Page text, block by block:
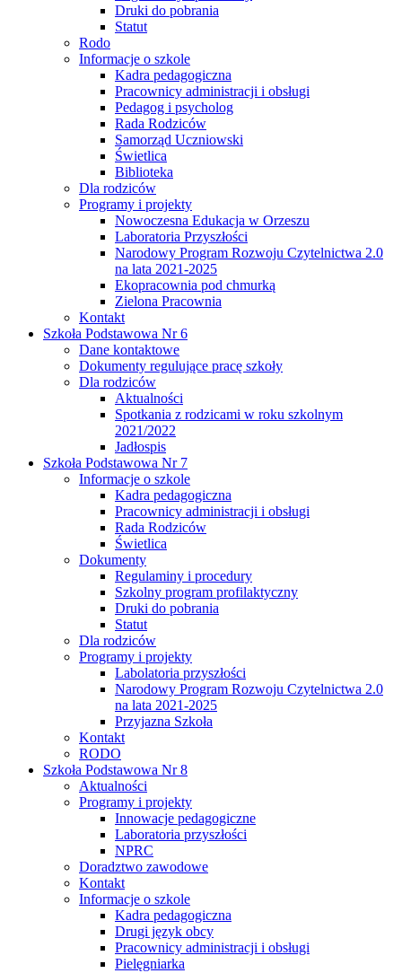
Druki do pobrania
Statut
Rodo
Informacje o szkole
Kadra pedagogiczna
Pracownicy administracji i obsługi
Pedagog i psycholog
Rada Rodziców
Samorząd Uczniowski
Świetlica
Biblioteka
Dla rodziców
Programy i projekty
Nowoczesna Edukacja w Orzeszu
Laboratoria Przyszłości
Narodowy Program Rozwoju Czytelnictwa 2.0
na lata 2021-2025
Ekopracownia pod chmurką
Zielona Pracownia
Kontakt
Szkoła Podstawowa Nr 6
Dane kontaktowe
Dokumenty regulujące pracę szkoły
Dla rodziców
Aktualności
Spotkania z rodzicami w roku szkolnym
2021/2022
Jadłospis
Szkoła Podstawowa Nr 7
Informacje o szkole
Kadra pedagogiczna
Pracownicy administracji i obsługi
Rada Rodziców
Świetlica
Dokumenty
Regulaminy i procedury
Szkolny program profilaktyczny
Druki do pobrania
Statut
Dla rodziców
Programy i projekty
Labolatoria przyszłości
Narodowy Program Rozwoju Czytelnictwa 2.0
na lata 2021-2025
Przyjazna Szkoła
Kontakt
RODO
Szkoła Podstawowa Nr 8
Aktualności
Programy i projekty
Innowacje pedagogiczne
Laboratoria przyszłości
NPRC
Doradztwo zawodowe
Kontakt
Informacje o szkole
Kadra pedagogiczna
Drugi język obcy
Pracownicy administracji i obsługi
Pielęgniarka